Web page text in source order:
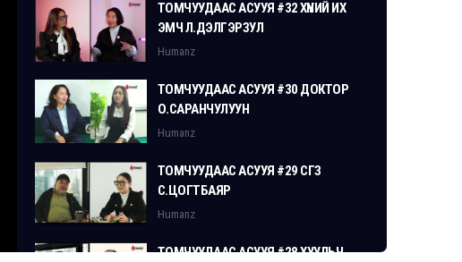
ТОМЧУУДААС АСУУЯ #32 ХҮНИЙ ИХ
ЭМЧ Л.ДЭЛГЭРЗУЛ
Humanz
ТОМЧУУДААС АСУУЯ #30 ДОКТОР
О.САРАНЧУЛУУН
Humanz
ТОМЧУУДААС АСУУЯ #29 СГЗ
С.ЦОГТБАЯР
Humanz
ТОМЧУУДААС АСУУЯ #28 ХУУЛЬЧ